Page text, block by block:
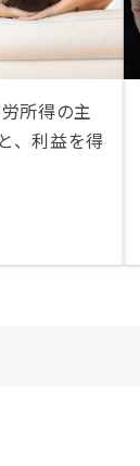
所得の主
、利益を得